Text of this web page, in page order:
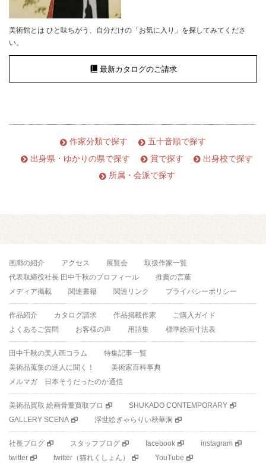
美術館とは ひと味ちがう、自分だけの「お気に入り」を探してみてくださ
い。
最新カタログのご請求
作家分類で探す
五十音順で探す
出身県・ゆかりの県で探す
賞で探す
出身校で探す
所属・会派で探す
画廊の紹介 アクセス 展覧会
取扱作家一覧
代表取締役社長 田中千秋のプロフィール
推薦の言葉
メディア掲載
関連書籍 関連リンク プライバシーポリシー
作品紹介 カタログ請求 作品掲載作家
ご購入ガイド
よくあるご質問
お客様の声 用語集 標準絵画寸法表
田中千秋の美人画コラム
特集記事一覧
美術品蒐集の達人に聞く！
美術家百科事典
メルマガ 日本そうだったのか通信
美術品買取 絵画骨董買取プロ
SHUKADO CONTEMPORARY
GALLERY SCENA
浮世絵ぎゃらりい秋華洞
社長ブログ スタッフブログ facebook
instagram
twitter
twitter（猫れくしょん） YouTube